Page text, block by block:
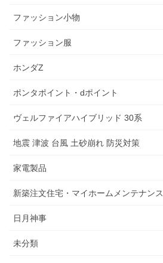
ファッション小物
ファッション服
ホンダZ
ポンタポイント・dポイント
ヴェルファイアハイブリッド 30系
地震 津波 台風 土砂崩れ 防災対策
家電製品
新築注文住宅・マイホームメンテナンス
日月神事
未分類